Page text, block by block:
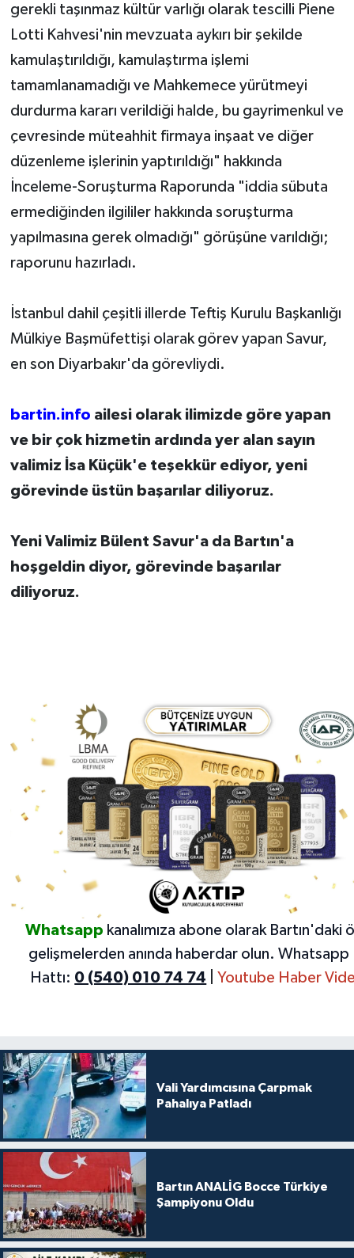
gerekli taşınmaz kültür varlığı olarak tescilli Piene
Lotti Kahvesi'nin mevzuata aykırı bir şekilde
kamulaştırıldığı, kamulaştırma işlemi
tamamlanamadığı ve Mahkemece yürütmeyi
durdurma kararı verildiği halde, bu gayrimenkul ve
çevresinde müteahhit firmaya inşaat ve diğer
düzenleme işlerinin yaptırıldığı" hakkında
İnceleme-Soruşturma Raporunda "iddia sübuta
ermediğinden ilgililer hakkında soruşturma
yapılmasına gerek olmadığı" görüşüne varıldığı;
raporunu hazırladı.
İstanbul dahil çeşitli illerde Teftiş Kurulu Başkanlığı
Mülkiye Başmüfettişi olarak görev yapan Savur,
en son Diyarbakır'da görevliydi.
bartin.info ailesi olarak ilimizde göre yapan
ve bir çok hizmetin ardında yer alan sayın
valimiz İsa Küçük'e teşekkür ediyor, yeni
görevinde üstün başarılar diliyoruz.
Yeni Valimiz Bülent Savur'a da Bartın'a
hoşgeldin diyor, görevinde başarılar
diliyoruz.
Whatsapp kanalımıza abone olarak Bartın'daki
gelişmelerden anında haberdar olun. Whatsapp
Hattı: 0 (540) 010 74 74 Youtube Haber
Vali Yardımcısına Çarpmak
Pahalıya Patladı
Bartın ANALİG Bocce Türkiye
Şampiyonu Oldu